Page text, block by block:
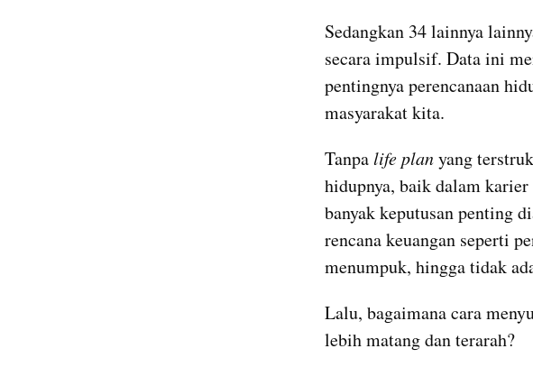
Sedangkan 34 lainnya
secara impulsif. Data ini
pentingnya perencanaan
masyarakat kita.
Tanpa life plan yang
hidupnya, baik dalam
banyak keputusan penting
rencana keuangan seperti
menumpuk, hingga tidak
Lalu, bagaimana cara
lebih matang dan terarah?